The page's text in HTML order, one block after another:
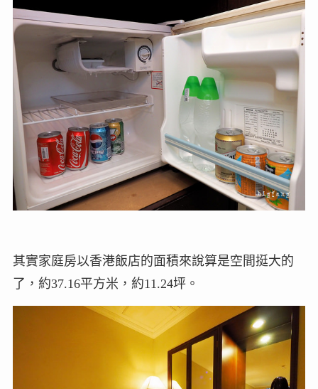
其實家庭房以香港飯店的面積來說算是空間挺大的
了，約37.16平方米，約11.24坪。